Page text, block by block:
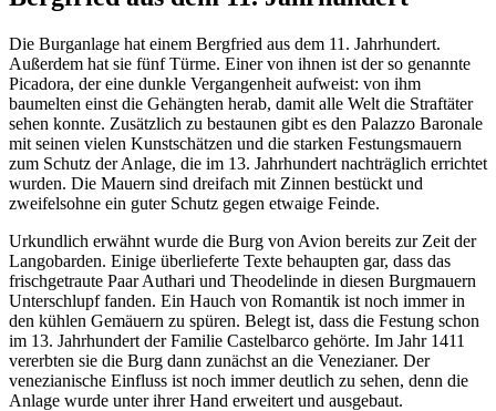
Die Burganlage hat einem Bergfried aus dem 11. Jahrhundert.
Außerdem hat sie fünf Türme. Einer von ihnen ist der so genannte
Picadora, der eine dunkle Vergangenheit aufweist: von ihm
baumelten einst die Gehängten herab, damit alle Welt die Straftäter
sehen konnte. Zusätzlich zu bestaunen gibt es den Palazzo Baronale
mit seinen vielen Kunstschätzen und die starken Festungsmauern
zum Schutz der Anlage, die im 13. Jahrhundert nachträglich errichtet
wurden. Die Mauern sind dreifach mit Zinnen bestückt und
zweifelsohne ein guter Schutz gegen etwaige Feinde.
Urkundlich erwähnt wurde die Burg von Avion bereits zur Zeit der
Langobarden. Einige überlieferte Texte behaupten gar, dass das
frischgetraute Paar Authari und Theodelinde in diesen Burgmauern
Unterschlupf fanden. Ein Hauch von Romantik ist noch immer in
den kühlen Gemäuern zu spüren. Belegt ist, dass die Festung schon
im 13. Jahrhundert der Familie Castelbarco gehörte. Im Jahr 1411
vererbten sie die Burg dann zunächst an die Venezianer. Der
venezianische Einfluss ist noch immer deutlich zu sehen, denn die
Anlage wurde unter ihrer Hand erweitert und ausgebaut.